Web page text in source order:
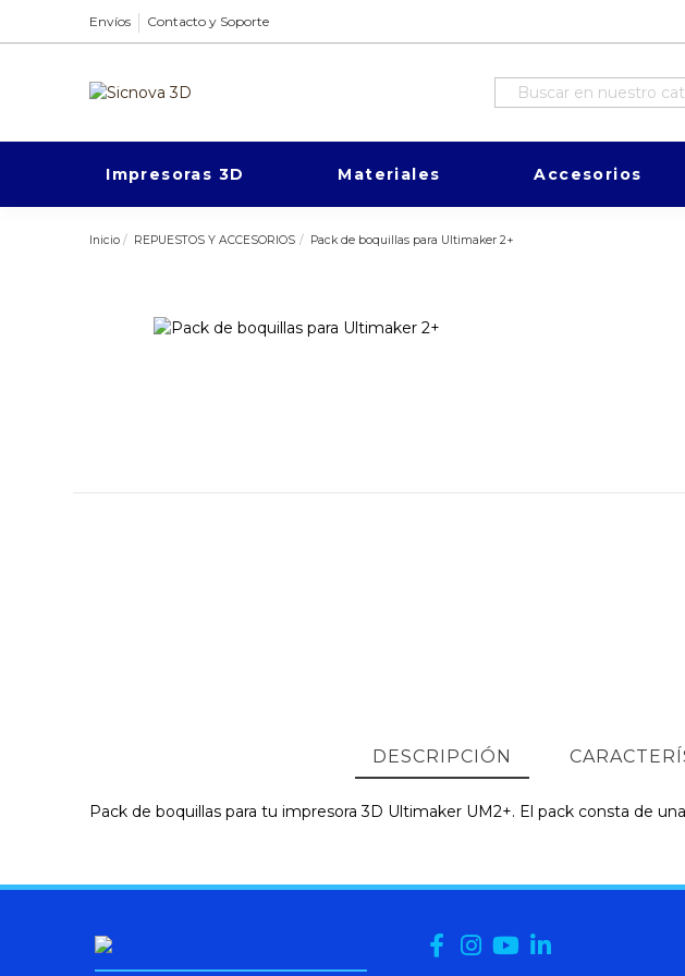
Envíos Contacto y Soporte
Impresoras 3D Materiales Accesorios
Inicio REPUESTOS Y ACCESORIOS Pack de boquillas para Ultimaker 2+
DESCRIPCIÓN
Pack de boquillas para tu impresora 3D Ultimaker UM2+. El pack consta de